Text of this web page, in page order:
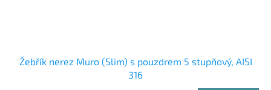
Žebřík nerez Muro (Slim) s pouzdrem 5 stupňový, AISI
316